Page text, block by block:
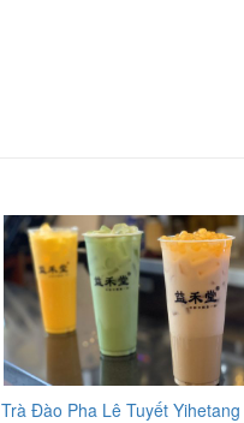
Trà Đào Pha Lê Tuyết Yihetang